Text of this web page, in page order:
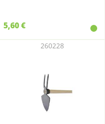
5,60 €
260228